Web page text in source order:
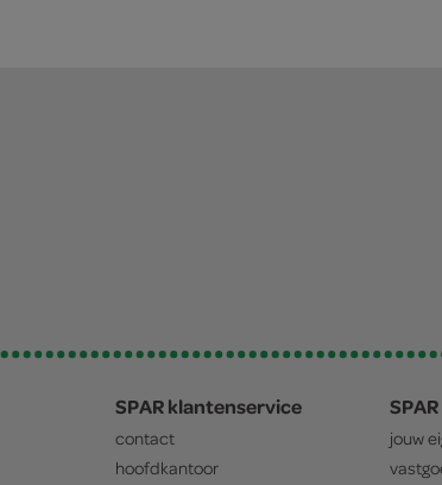
SPAR klantenservice
contact
hoofdkantoor
jouw